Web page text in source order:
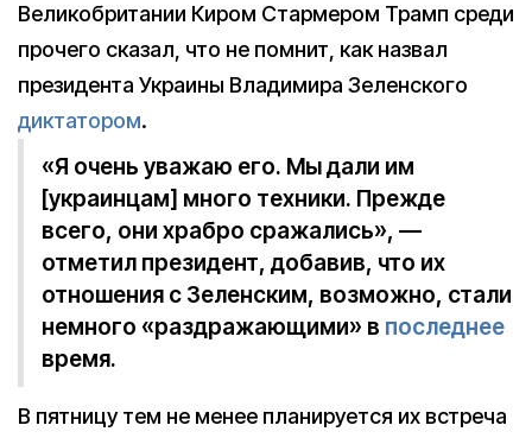
Великобритании Киром Стармером Трамп среди
прочего сказал, что не помнит, как назвал
президента Украины Владимира Зеленского
диктатором.
«Я очень уважаю его. Мы дали им
[украинцам] много техники. Прежде
всего, они храбро сражались», —
отметил президент, добавив, что их
отношения с Зеленским, возможно, стали
немного «раздражающими» в последнее
время.
В пятницу тем не менее планируется их встреча